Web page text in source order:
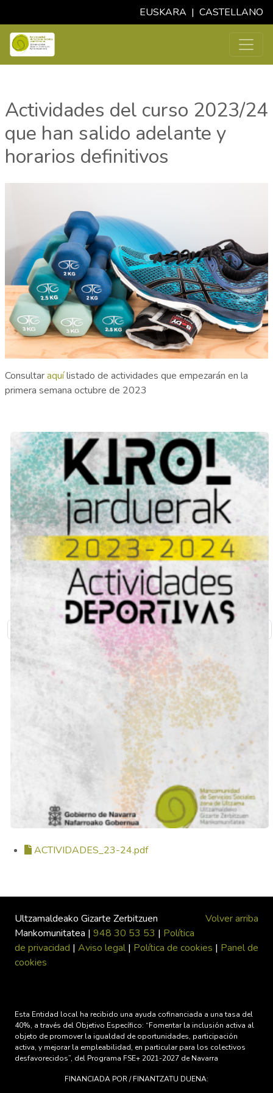
EUSKARA | CASTELLANO
Actividades del curso 2023/24
que han salido adelante y
horarios definitivos
Consultaraquílistado de actividades que empezarán en la
primera semana octubre de 2023
ACTIVIDADES_23-24.pdf
Volver arriba
Ultzamaldeako Gizarte Zerbitzuen
Mankomunitatea | 948 30 53 53 | Política
de privacidad | Aviso legal | Política de cookies | Panel de
cookies
Esta Entidad local ha recibido una ayuda cofinanciada a una tasa del
40%, a través del Objetivo Específico: “Fomentar la inclusión activa al
objeto de promover la igualdad de oportunidades, participación
activa, y mejorar la empleabilidad, en particular para los colectivos
desfavorecidos”, del Programa FSE+ 2021-2027 de Navarra
FINANCIADA POR / FINANTZATU DUENA: